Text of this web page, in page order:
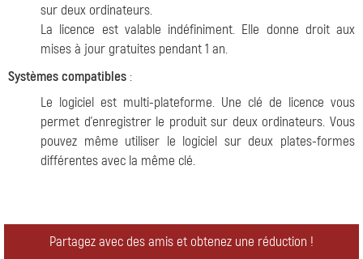
sur deux ordinateurs.
La licence est valable indéfiniment. Elle donne droit aux
mises à jour gratuites pendant 1 an.
Systèmes compatibles:
Le logiciel est multi-plateforme. Une clé de licence vous
permet d'enregistrer le produit sur deux ordinateurs. Vous
pouvez même utiliser le logiciel sur deux plates-formes
différentes avec la même clé.
Partagez avec des amis et obtenez une réduction !